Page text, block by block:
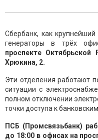
Сбербанк, как
генераторы в трёх
проспекте
Хрюкина, 2.
Эти отделения работают
ситуации с
полном отключении
точки доступа к
ПСБ (Промсвязьбанк)
до 18:00 в офисах на